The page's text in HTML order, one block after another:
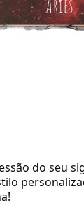
do seu